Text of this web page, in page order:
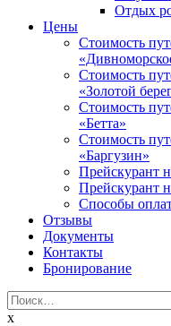
Отдых
Цены
Стоимость
Стоимость
«Золотой
Стоимость
«Бетта»
Стоимость
«Баргузин»
Прейскурант
Прейскурант
Способы
Отзывы
Документы
Контакты
Бронирование
Найти:
x